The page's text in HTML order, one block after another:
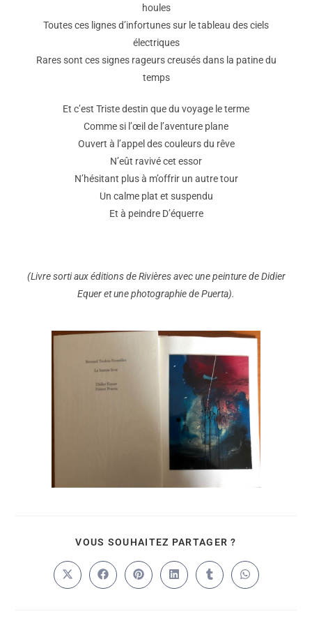
houles
Toutes ces lignes d’infortunes sur le tableau des ciels
électriques
Rares sont ces signes rageurs creusés dans la patine du
temps
Et c’est Triste destin que du voyage le terme
Comme si l’œil de l’aventure plane
Ouvert à l’appel des couleurs du rêve
N’eût ravivé cet essor
N’hésitant plus à m’offrir un autre tour
Un calme plat et suspendu
Et à peindre D’équerre
(Livre sorti aux éditions de Rivières avec une peinture de Didier
Equer et une photographie de Puerta).
VOUS SOUHAITEZ PARTAGER ?